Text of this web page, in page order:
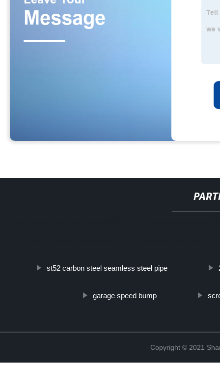
st52 carbon steel seamless steel pipe
garage speed bump
Copyright © 2021